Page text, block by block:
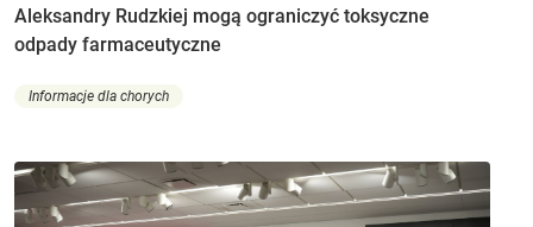
Aleksandry Rudzkiej mogą ograniczyć toksyczne
odpady farmaceutyczne
Informacje dla chorych